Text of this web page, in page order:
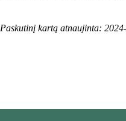
Paskutinį kartą atnaujinta: